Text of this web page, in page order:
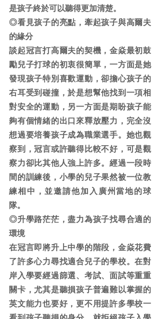
是孩子終於可以聽得更加清楚。
◎看見孩子的亮點，牽起孩子與高爾夫
的緣分
談起冠言打高爾夫的契機，金焱最初鼓
勵兒子打球的初衷很簡單，一方面是她
發現孩子特別喜歡運動，卻擔心孩子的
右耳受到碰撞，於是想幫他找到一項相
對安全的運動，另一方面是期盼孩子能
夠有個情緒的出口來釋放壓力，完全沒
想過要培養孩子成為職業選手。她也觀
察到，冠言或許聽得比較不好，可是觀
察力卻比其他人強上許多。經過一段時
間的訓練後，小學的兒子果然被一位教
練相中，並邀請他加入廣州當地的球
隊。
◎升學路茫茫，盡力為孩子找尋合適的
環境
在冠言即將升上中學的階段，金焱花費
了許多心力尋找適合兒子的學校。在對
岸入學要經過篩選、考試、面試等重重
關卡，尤其是聽損孩子普遍難以掌握的
英文能力也要好，更不用提許多學校一